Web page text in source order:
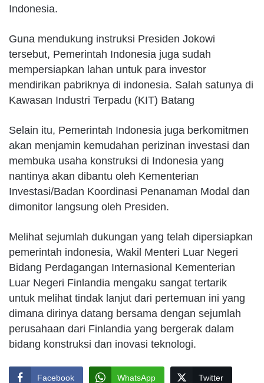
Indonesia.
Guna mendukung instruksi Presiden Jokowi
tersebut, Pemerintah Indonesia juga sudah
mempersiapkan lahan untuk para investor
mendirikan pabriknya di indonesia. Salah satunya di
Kawasan Industri Terpadu (KIT) Batang
Selain itu, Pemerintah Indonesia juga berkomitmen
akan menjamin kemudahan perizinan investasi dan
membuka usaha konstruksi di Indonesia yang
nantinya akan dibantu oleh Kementerian
Investasi/Badan Koordinasi Penanaman Modal dan
dimonitor langsung oleh Presiden.
Melihat sejumlah dukungan yang telah dipersiapkan
pemerintah indonesia, Wakil Menteri Luar Negeri
Bidang Perdagangan Internasional Kementerian
Luar Negeri Finlandia mengaku sangat tertarik
untuk melihat tindak lanjut dari pertemuan ini yang
dimana dirinya datang bersama dengan sejumlah
perusahaan dari Finlandia yang bergerak dalam
bidang konstruksi dan inovasi teknologi.
Facebook WhatsApp Twitter